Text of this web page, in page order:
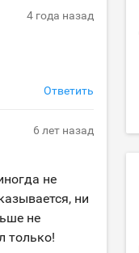
4 года назад
Ответить
6 лет назад
не
ни
не
только!